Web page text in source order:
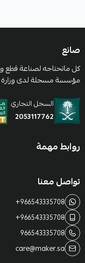
صانع
كل ماتحتاجه لصناعة قطع
مؤسسة مسجلة لدى وزارة
السجل التجاري
2053117762
روابط مهمة
تواصل معنا
+966543335708
+966543335708
966543335708
care@maker.sa